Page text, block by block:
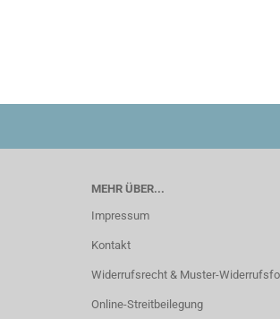
MEHR ÜBER...
Impressum
Kontakt
Widerrufsrecht & Muster-
Online-Streitbeilegung